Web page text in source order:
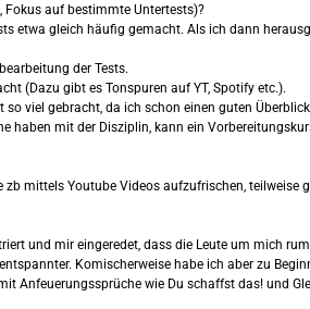
Fokus auf bestimmte Untertests)?
etwa gleich häufig gemacht. Als ich dann
der Tests.
(Dazu gibt es Tonspuren auf YT, Spotify etc.).
viel gebracht, da ich schon einen guten
mit der Disziplin, kann ein
mittels Youtube Videos aufzufrischen, teilweise
und mir eingeredet, dass die Leute um mich
Komischerweise habe ich aber zu
wie Du schaffst das! und